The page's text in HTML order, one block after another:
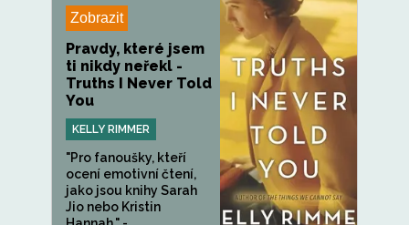
Zobrazit
Pravdy, které jsem
ti nikdy neřekl -
Truths I Never Told
You
KELLY RIMMER
"Pro fanoušky, kteří
ocení emotivní čtení,
jako jsou knihy Sarah
Jio nebo Kristin